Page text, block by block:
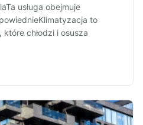
usługa obejmuje
to
chłodzi i osusza